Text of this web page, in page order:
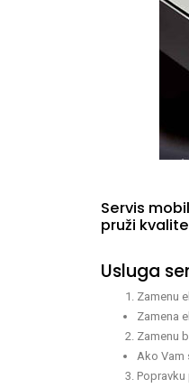
Servis
pruži
Usluga
Zamenu
Zamena
Zamenu
Ako Vam
Popravku